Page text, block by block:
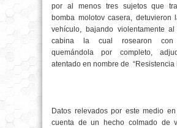
por al menos tres sujetos que
bomba molotov casera, detuvieron
vehículo, bajando violentamente
cabina la cual rosearon con
quemándola por completo,
atentado en nombre de “Resistencia
Datos relevados por este medio
cuenta de un hecho colmado de